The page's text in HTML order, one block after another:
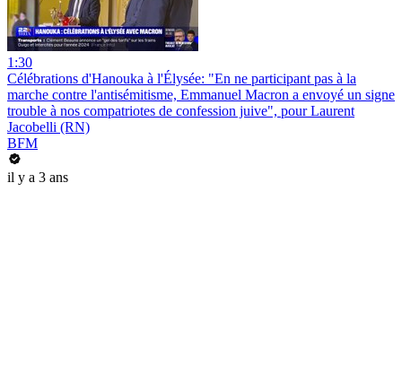
1:30
Célébrations d'Hanouka à l'Élysée: "En ne participant pas à la
marche contre l'antisémitisme, Emmanuel Macron a envoyé un signe
trouble à nos compatriotes de confession juive", pour Laurent
Jacobelli (RN)
BFM
il y a 3 ans